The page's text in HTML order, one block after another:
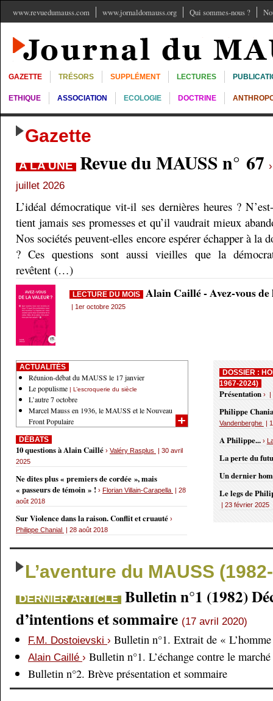
www.revuedumauss.com www.jornaldomauss.org Qui sommes-nous ?
GAZETTE TRÉSORS SUPPLÉMENT LECTURES
ETHIQUE ASSOCIATION ECOLOGIE DOCTRINE
Gazette
A LA UNE Revue du MAUSS n° 67
juillet 2026
L’idéal démocratique vit-il ses dernières heures ?
tient jamais ses promesses et qu’il vaudrait mieux
Nos sociétés peuvent-elles encore espérer échapper à la
? Ces questions sont aussi vieilles que la
revêtent (…)
LECTURE DU MOIS Alain Caillé - Avez-vous
| 1er octobre 2025
DOSSIER :
1967-2024)
Présentation › |
Philippe
Vandenberghe |
A Philippe... ›
La perte du
Un dernier
Le legs de
| 23 février 2025
ACTUALITÉS
Réunion-débat du MAUSS le 17 janvier
Le populisme | L’escroquerie du siècle
L’autre 7 octobre
Marcel Mauss en 1936, le MAUSS et le Nouveau
Front Populaire
DÉBATS
10 questions à Alain Caillé › Valéry Rasplus
| 30 avril
2025
Ne dites plus « premiers de cordée », mais
« passeurs de témoin » ! › Florian Villain-Carapella | 28
août 2018
Sur Violence dans la raison. Conflit et cruauté ›
Philippe Chanial | 28 août 2018
L’aventure du MAUSS
DERNIER ARTICLE Bulletin n°1 (1982)
d’intentions et sommaire (17 avril 2020)
F.M. Dostoievski › Bulletin n°1. Extrait de «
Alain Caillé › Bulletin n°1. L’échange contre le marché
Bulletin n°2. Brève présentation et sommaire